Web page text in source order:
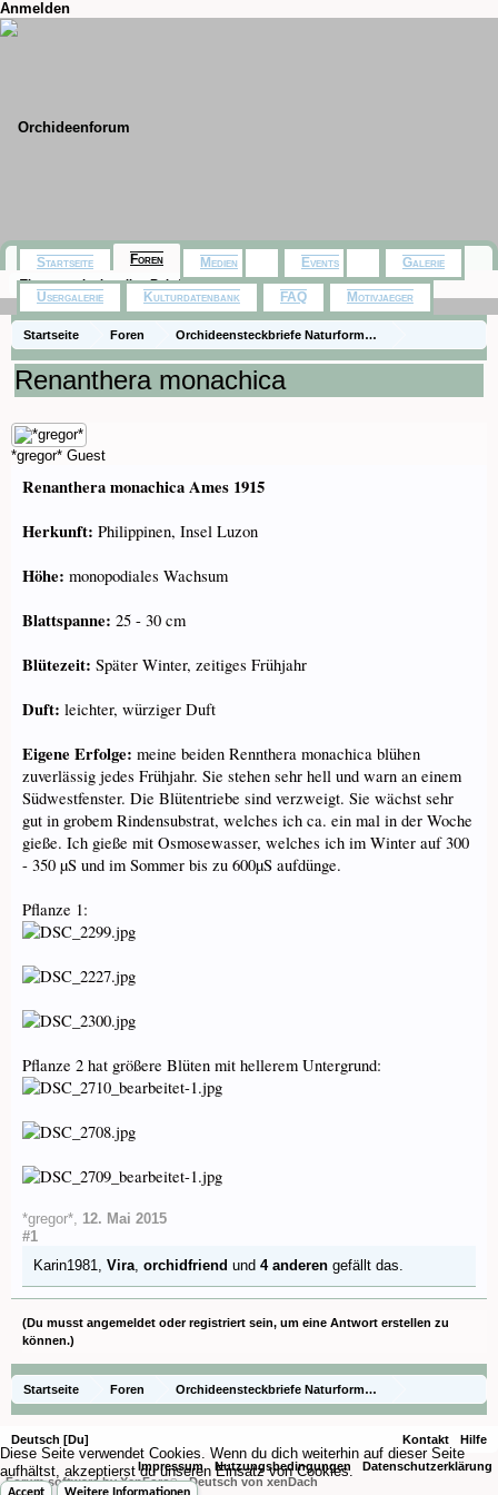
Anmelden
Startseite Foren
Orchideensteckbriefe Naturformen)
Steckbriefe (species)
Renanthera monachica
*gregor* Guest
Renanthera monachica Ames 1915
Herkunft: Philippinen, Insel Luzon
Höhe: monopodiales Wachsum
Blattspanne: 25 - 30 cm
Blütezeit: Später Winter, zeitiges Frühjahr
Duft: leichter, würziger Duft
Eigene Erfolge: meine beiden Rennthera monachica blühen
zuverlässig jedes Frühjahr. Sie stehen sehr hell und warn an einem
Südwestfenster. Die Blütentriebe sind verzweigt. Sie wächst sehr
gut in grobem Rindensubstrat, welches ich ca. ein mal in der Woche
gieße. Ich gieße mit Osmosewasser, welches ich im Winter auf 300
- 350 µS und im Sommer bis zu 600µS aufdünge.
Pflanze 1:
Pflanze 2 hat größere Blüten mit hellerem Untergrund:
*gregor*, 12. Mai 2015
#1
Karin1981, Vira, orchidfriend und 4 anderen gefällt das.
(Du musst angemeldet oder registriert sein, um eine Antwort erstellen zu
können.)
Startseite Foren
Orchideensteckbriefe Naturformen)
Steckbriefe (species)
Startseite Foren
Themen mit aktuellen Beiträgen
Medien Events Galerie
Usergalerie Kulturdatenbank FAQ Motivjaeger
Deutsch [Du] Kontakt
Hilfe
Impressum
Nutzungsbedingungen
Datenschutzerklärung
Forum software by XenForo® -Deutsch von xenDach
Diese Seite verwendet Cookies. Wenn du dich weiterhin auf dieser Seite
aufhältst, akzeptierst du unseren Einsatz von Cookies.